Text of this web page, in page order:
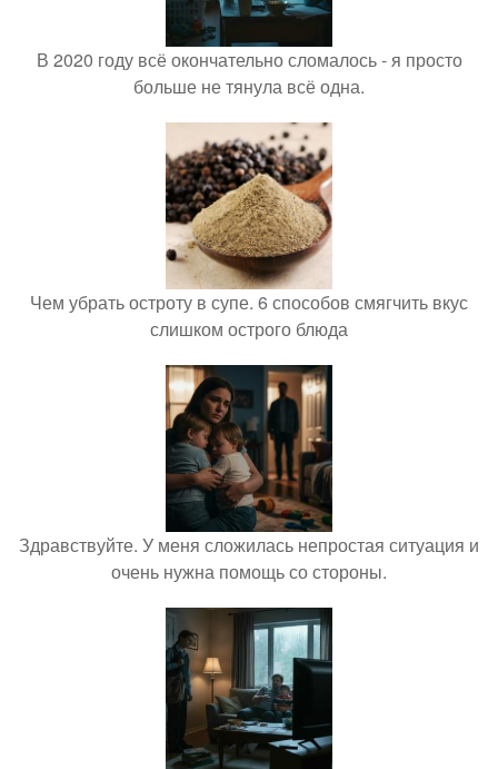
В 2020 году всё окончательно сломалось - я просто
больше не тянула всё одна.
Чем убрать остроту в супе. 6 способов смягчить вкус
слишком острого блюда
Здравствуйте. У меня сложилась непростая ситуация и
очень нужна помощь со стороны.